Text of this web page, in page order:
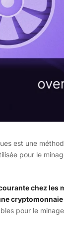
est une
pour le
chez les
pour le